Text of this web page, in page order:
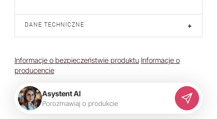
DANE TECHNICZNE +
Informacje o bezpieczeństwie produktu Informacje o
producencie
Asystent AI
Porozmawiaj o produkcie